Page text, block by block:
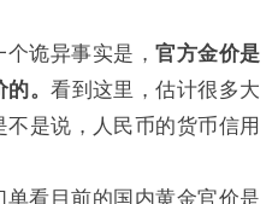
个诡异事实是，官方金价是
的。看到这里，估计很多大
是说，人民币的货币信用
看目前的国内黄金官价是